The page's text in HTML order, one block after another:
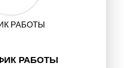
РАБОТЫ
РАБОТЫ